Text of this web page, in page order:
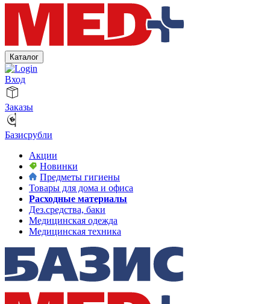
Каталог
Вход
Заказы
Базисрубли
Акции
Новинки
Предметы гигиены
Товары для дома и офиса
Расходные материалы
Дез.средства, баки
Медицинская одежда
Медицинская техника